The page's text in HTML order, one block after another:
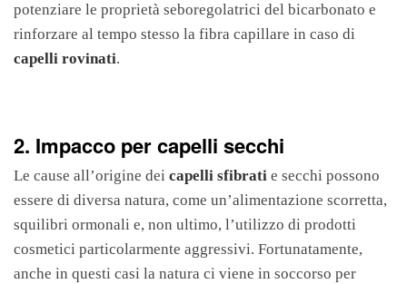
potenziare le proprietà seboregolatrici del bicarbonato e
rinforzare al tempo stesso la fibra capillare in caso di
capelli rovinati.
2. Impacco per capelli secchi
Le cause all’origine dei capelli sfibrati e secchi possono
essere di diversa natura, come un’alimentazione scorretta,
squilibri ormonali e, non ultimo, l’utilizzo di prodotti
cosmetici particolarmente aggressivi. Fortunatamente,
anche in questi casi la natura ci viene in soccorso per